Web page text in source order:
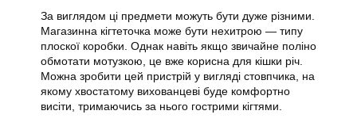
За виглядом ці предмети можуть бути дуже різними.
Магазинна кігтеточка може бути нехитрою — типу
плоскої коробки. Однак навіть якщо звичайне поліно
обмотати мотузкою, це вже корисна для кішки річ.
Можна зробити цей пристрій у вигляді стовпчика, на
якому хвостатому вихованцеві буде комфортно
висіти, тримаючись за нього гострими кігтями.